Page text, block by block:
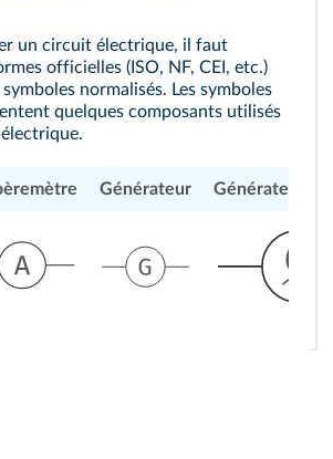
un circuit électrique, il faut
officielles (ISO, NF, CEI, etc.)
normalisés. Les symboles
quelques composants utilisés
Générateur Générateur